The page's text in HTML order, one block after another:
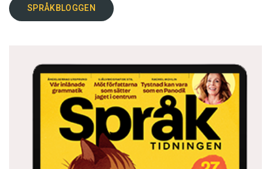
SPRÅKBLOGGEN